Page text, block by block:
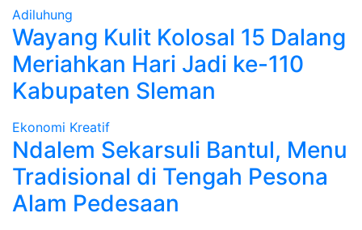
Adiluhung
Wayang Kulit Kolosal 15 Dalang
Meriahkan Hari Jadi ke-110
Kabupaten Sleman
Ekonomi Kreatif
Ndalem Sekarsuli Bantul, Menu
Tradisional di Tengah Pesona
Alam Pedesaan